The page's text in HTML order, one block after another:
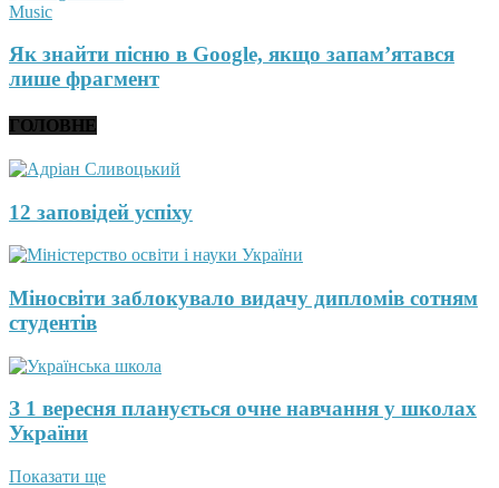
Music
Як знайти пісню в Google, якщо запам’ятався
лише фрагмент
ГОЛОВНЕ
12 заповідей успіху
Міносвіти заблокувало видачу дипломів сотням
студентів
З 1 вересня планується очне навчання у школах
України
Показати ще